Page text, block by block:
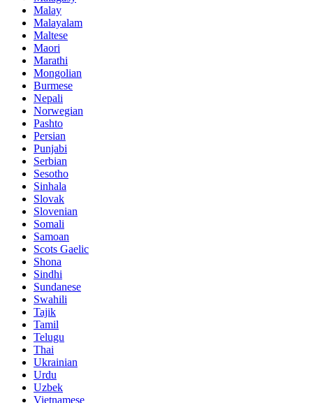
Malay
Malayalam
Maltese
Maori
Marathi
Mongolian
Burmese
Nepali
Norwegian
Pashto
Persian
Punjabi
Serbian
Sesotho
Sinhala
Slovak
Slovenian
Somali
Samoan
Scots Gaelic
Shona
Sindhi
Sundanese
Swahili
Tajik
Tamil
Telugu
Thai
Ukrainian
Urdu
Uzbek
Vietnamese